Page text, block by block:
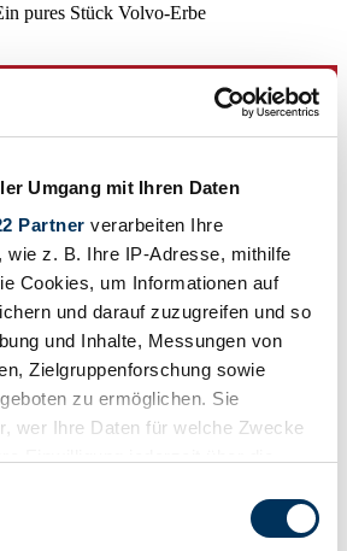
Umgang mit Ihren Daten
Partner verarbeiten Ihre
wie z. B. Ihre IP-Adresse, mithilfe
Cookies, um Informationen auf
und darauf zuzugreifen und so
und Inhalte, Messungen von
Zielgruppenforschung sowie
zu ermöglichen. Sie
wer Ihre Daten für welche Zwecke
oder widerrufen
pures Stück Volvo-Erbe